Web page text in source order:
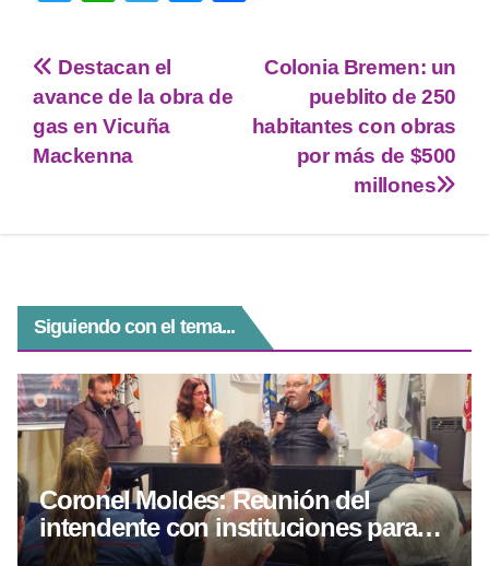
tt
er
at
s
A
p
e
gr
a
e
b
Colonia Bremen: un
pueblito de 250
habitantes con obras
por más de $500
millones
Destacan el
avance de la obra de
gas en Vicuña
Mackenna
Siguiendo con el tema...
Coronel Moldes: Reunión del
intendente con instituciones para
coordinar acciones en seguridad